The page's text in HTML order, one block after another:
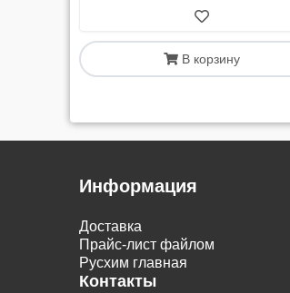
В корзину
Информация
Доставка
Прайс-лист файлом
Русхим главная
Контакты